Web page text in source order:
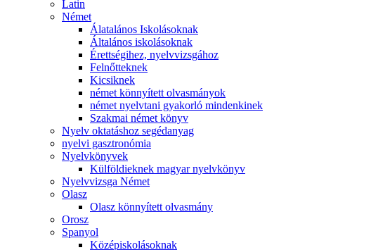
Latin
Német
Álatalános Iskolásoknak
Általános iskolásoknak
Érettségihez, nyelvvizsgához
Felnőtteknek
Kicsiknek
német könnyített olvasmányok
német nyelvtani gyakorló mindenkinek
Szakmai német könyv
Nyelv oktatáshoz segédanyag
nyelvi gasztronómia
Nyelvkönyvek
Külföldieknek magyar nyelvkönyv
Nyelvvizsga Német
Olasz
Olasz könnyített olvasmány
Orosz
Spanyol
Középiskolásoknak